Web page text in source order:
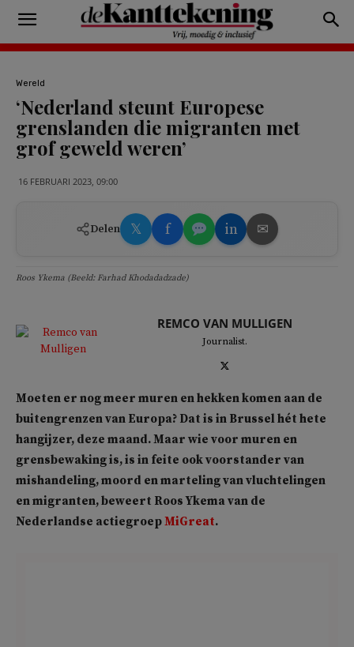
Wereld
‘Nederland steunt Europese
grenslanden die migranten met
grof geweld weren’
16 FEBRUARI 2023, 09:00
Delen 𝕏 f in ✉
Roos Ykema (Beeld: Farhad Khodadadzade)
REMCO VAN MULLIGEN
Journalist.
Moeten er nog meer muren en hekken komen aan de
buitengrenzen van Europa? Dat is in Brussel hét hete
hangijzer, deze maand. Maar wie voor muren en
grensbewaking is, is in feite ook voorstander van
mishandeling, moord en marteling van vluchtelingen
en migranten, beweert Roos Ykema van de
Nederlandse actiegroepMiGreat.